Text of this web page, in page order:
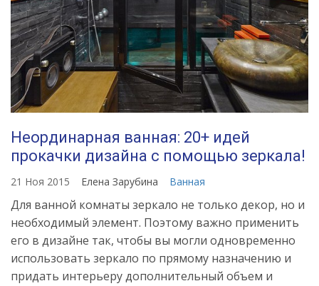
Неординарная ванная: 20+ идей
прокачки дизайна с помощью зеркала!
21 Ноя 2015 Елена Зарубина Ванная
Для ванной комнаты зеркало не только декор, но и
необходимый элемент. Поэтому важно применить
его в дизайне так, чтобы вы могли одновременно
использовать зеркало по прямому назначению и
придать интерьеру дополнительный объем и